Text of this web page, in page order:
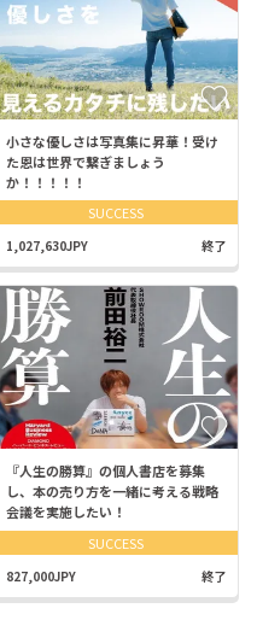
小さな優しさは写真集に昇華！受け
た恩は世界で繋ぎましょう
か！！！！！
SUCCESS
1,027,630JPY 終了
『人生の勝算』の個人書店を募集
し、本の売り方を一緒に考える戦略
会議を実施したい！
SUCCESS
827,000JPY 終了